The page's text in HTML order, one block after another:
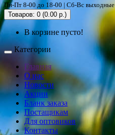
Пн-Пт 8-00 до 18-00 | Сб-Вс выходные
Товаров: 0 (0.00 р.)
В корзине пусто!
Категории
Главная
О нас
Новости
Акции
Бланк заказа
Постащикам
Для оптовиков
Контакты